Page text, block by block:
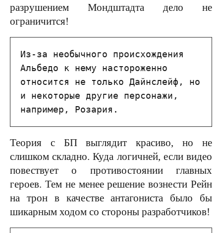
разрушением Мондштадта дело не
ограничится!
Из-за необычного происхождения
Альбедо к нему настороженно
относится не только Дайнслейф, но
и некоторые другие персонажи,
например, Розария.
Теория с БП выглядит красиво, но не
слишком складно. Куда логичней, если видео
повествует о противостоянии главных
героев. Тем не менее решение вознести Рейн
на трон в качестве антагониста было бы
шикарным ходом со стороны разработчиков!